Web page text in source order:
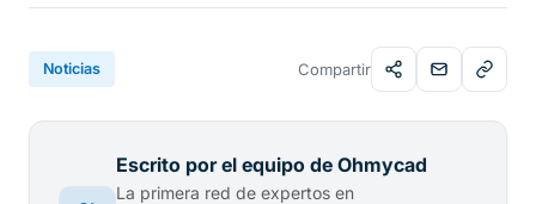
Noticias Compartir
Escrito por el equipo de Ohmycad
La primera red de expertos en